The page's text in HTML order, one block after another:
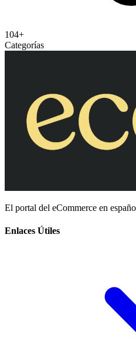
104+
Categorías
El portal del eCommerce en
Enlaces Útiles